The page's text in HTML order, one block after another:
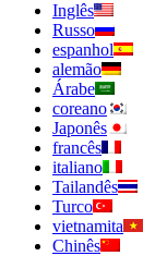
Inglês
Russo
espanhol
alemão
Árabe
coreano
Japonês
francês
italiano
Tailandês
Turco
vietnamita
Chinês